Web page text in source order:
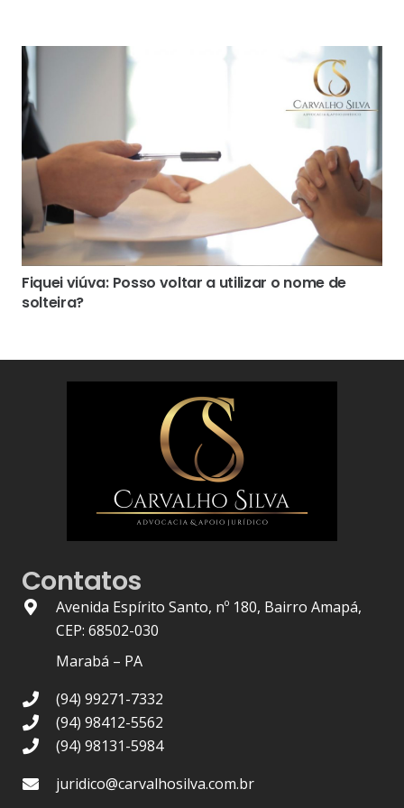
Fiquei viúva: Posso voltar a utilizar o nome de
solteira?
Contatos
Avenida Espírito Santo, nº 180, Bairro Amapá,
CEP: 68502-030
Marabá – PA
(94) 99271-7332
(94) 98412-5562
(94) 98131-5984
juridico@carvalhosilva.com.br